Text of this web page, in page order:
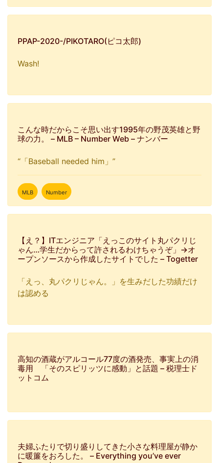
PPAP-2020-/PIKOTARO(ピコ太郎)
Wash!
こんな時だからこそ思い出す1995年の野茂英雄と野
球の力。 – MLB – Number Web – ナンバー
“「Baseball needed him」”
MLB Number
【え？】ITエンジニア「えっこのサイト丸パクリじ
ゃん…学生だからって許されるわけちゃうぞ」→オ
ープンソースから作成したサイトでした – Togetter
「えっ、丸パクリじゃん。」を生みだした功績だけ
は認める
高知の酒蔵がアルコール77度の酒発売、事実上の消
毒用 「そのスピリッツに感動」と話題 – 税理士ド
ットコム
夫婦ふたりで切り盛りしてきた小さな料理屋が静か
に暖簾をおろした。 – Everything you’ve ever